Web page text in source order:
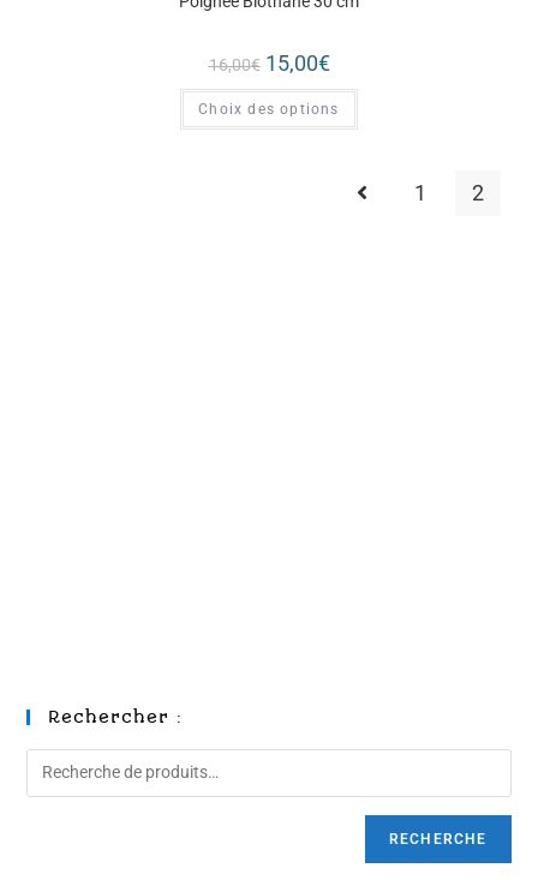
16,00€ 15,00€
Choix des options
1 2
Rechercher :
RECHERCHE